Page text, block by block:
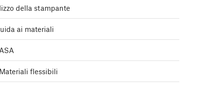
della stampante
ai materiali
ASA
Materiali flessibili